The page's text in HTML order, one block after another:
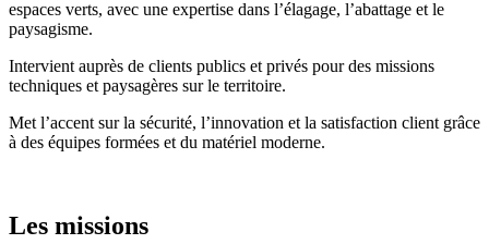
espaces verts, avec une expertise dans l’élagage, l’abattage et le
paysagisme.
Intervient auprès de clients publics et privés pour des missions
techniques et paysagères sur le territoire.
Met l’accent sur la sécurité, l’innovation et la satisfaction client grâce
à des équipes formées et du matériel moderne.
Les missions